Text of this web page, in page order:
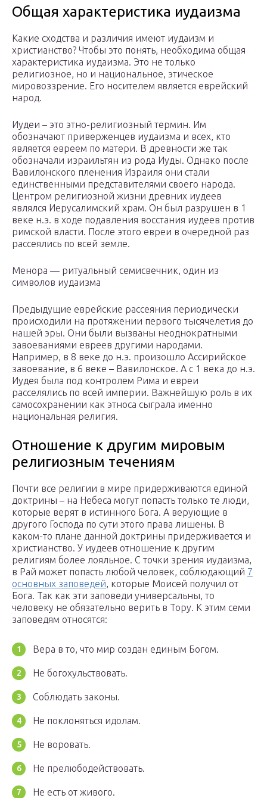
Общая характеристика иудаизма
Какие сходства и различия имеют иудаизм и
христианство? Чтобы это понять, необходима общая
характеристика иудаизма. Это не только
религиозное, но и национальное, этическое
мировоззрение. Его носителем является еврейский
народ.
Иудеи – это этно-религиозный термин. Им
обозначают приверженцев иудаизма и всех, кто
является евреем по матери. В древности же так
обозначали израильтян из рода Иуды. Однако после
Вавилонского пленения Израиля они стали
единственными представителями своего народа.
Центром религиозной жизни древних иудеев
являлся Иерусалимский храм. Он был разрушен в 1
веке н.э. в ходе подавления восстания иудеев против
римской власти. После этого евреи в очередной раз
рассеялись по всей земле.
Менора — ритуальный семисвечник, один из
символов иудаизма
Предыдущие еврейские рассеяния периодически
происходили на протяжении первого тысячелетия до
нашей эры. Они были вызваны неоднократными
завоеваниями евреев другими народами.
Например, в 8 веке до н.э. произошло Ассирийское
завоевание, в 6 веке – Вавилонское. А с 1 века до н.э.
Иудея была под контролем Рима и евреи
расселялись по всей империи. Важнейшую роль в их
самосохранении как этноса сыграла именно
национальная религия.
Отношение к другим мировым
религиозным течениям
Почти все религии в мире придерживаются единой
доктрины – на Небеса могут попасть только те люди,
которые верят в истинного Бога. А верующие в
другого Господа по сути этого права лишены. В
каком-то плане данной доктрины придерживается и
христианство. У иудеев отношение к другим
религиям более лояльное. С точки зрения иудаизма,
в Рай может попасть любой человек, соблюдающий 7
основных заповедей , которые Моисей получил от
Бога. Так как эти заповеди универсальны, то
человеку не обязательно верить в Тору. К этим семи
заповедям относятся:
Вера в то, что мир создан единым Богом.
Не богохульствовать.
Соблюдать законы.
Не поклоняться идолам.
Не воровать.
Не прелюбодействовать.
Не есть от живого.